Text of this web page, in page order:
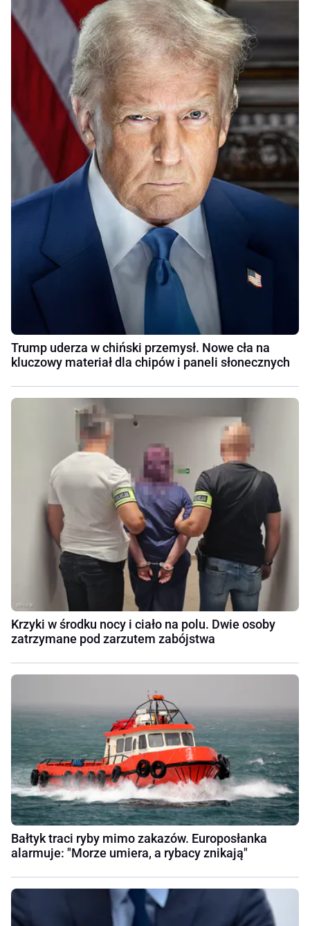
Trump uderza w chiński przemysł. Nowe cła na
kluczowy materiał dla chipów i paneli słonecznych
Krzyki w środku nocy i ciało na polu. Dwie osoby
zatrzymane pod zarzutem zabójstwa
Bałtyk traci ryby mimo zakazów. Europosłanka
alarmuje: "Morze umiera, a rybacy znikają"